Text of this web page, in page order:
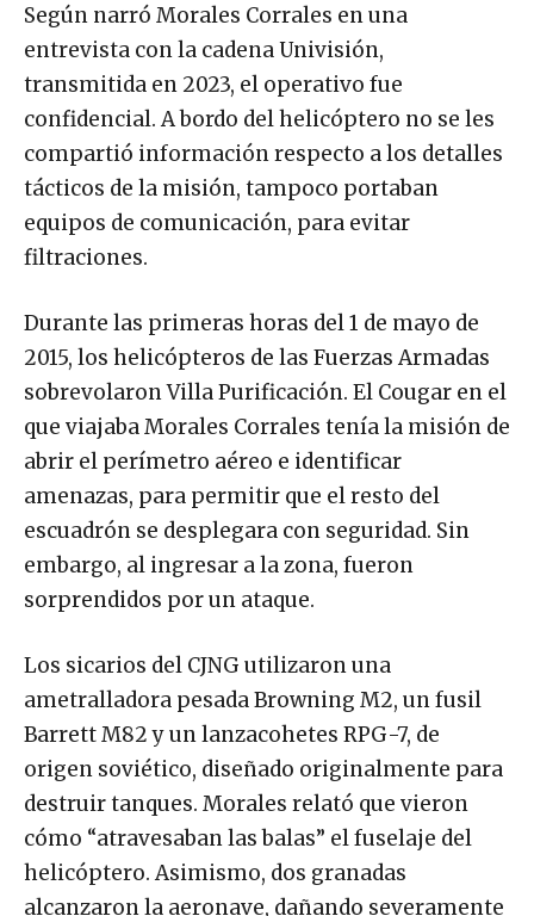
Según narró Morales Corrales en una
entrevista con la cadena Univisión,
transmitida en 2023, el operativo fue
confidencial. A bordo del helicóptero no se les
compartió información respecto a los detalles
tácticos de la misión, tampoco portaban
equipos de comunicación, para evitar
filtraciones.
Durante las primeras horas del 1 de mayo de
2015, los helicópteros de las Fuerzas Armadas
sobrevolaron Villa Purificación. El Cougar en el
que viajaba Morales Corrales tenía la misión de
abrir el perímetro aéreo e identificar
amenazas, para permitir que el resto del
escuadrón se desplegara con seguridad. Sin
embargo, al ingresar a la zona, fueron
sorprendidos por un ataque.
Los sicarios del CJNG utilizaron una
ametralladora pesada Browning M2, un fusil
Barrett M82 y un lanzacohetes RPG-7, de
origen soviético, diseñado originalmente para
destruir tanques. Morales relató que vieron
cómo “atravesaban las balas” el fuselaje del
helicóptero. Asimismo, dos granadas
alcanzaron la aeronave, dañando severamente